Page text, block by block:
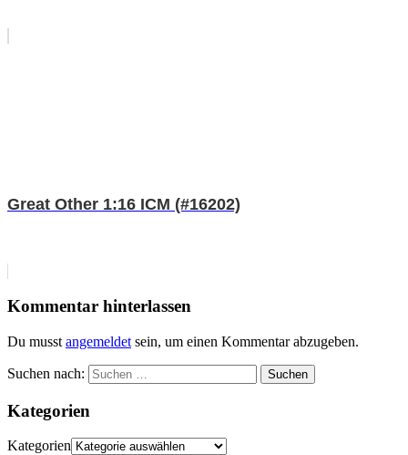
Great Other 1:16 ICM (#16202)
Kommentar hinterlassen
Du musst angemeldet sein, um einen Kommentar abzugeben.
Suchen nach: Suchen
Kategorien
Kategorien